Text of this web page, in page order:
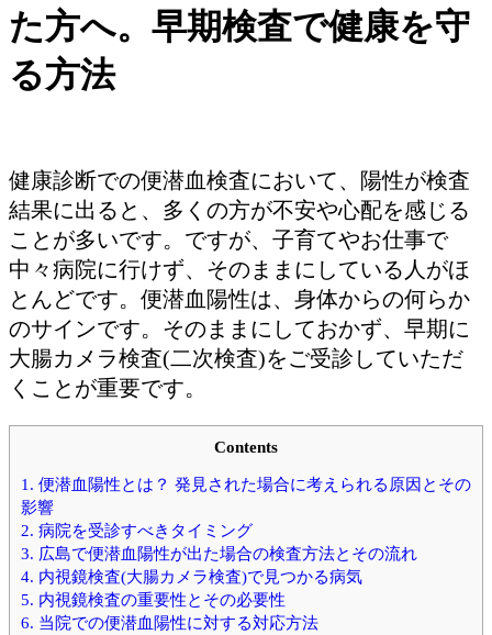
た方へ。早期検査で健康を守
る方法
健康診断での便潜血検査において、陽性が検査
結果に出ると、多くの方が不安や心配を感じる
ことが多いです。ですが、子育てやお仕事で
中々病院に行けず、そのままにしている人がほ
とんどです。便潜血陽性は、身体からの何らか
のサインです。そのままにしておかず、早期に
大腸カメラ検査(二次検査)をご受診していただ
くことが重要です。
Contents
1. 便潜血陽性とは？ 発見された場合に考えられる原因とその
影響
2. 病院を受診すべきタイミング
3. 広島で便潜血陽性が出た場合の検査方法とその流れ
4. 内視鏡検査(大腸カメラ検査)で見つかる病気
5. 内視鏡検査の重要性とその必要性
6. 当院での便潜血陽性に対する対応方法